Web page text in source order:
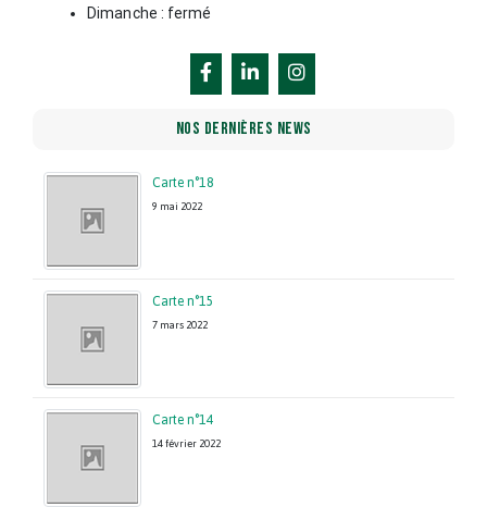
Dimanche : fermé
NOS DERNIÈRES NEWS
Carte n°18
9 mai 2022
Carte n°15
7 mars 2022
Carte n°14
14 février 2022